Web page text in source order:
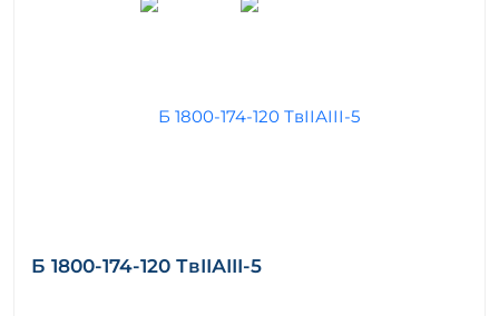
Б 1800-174-120 ТвIIАIII-5